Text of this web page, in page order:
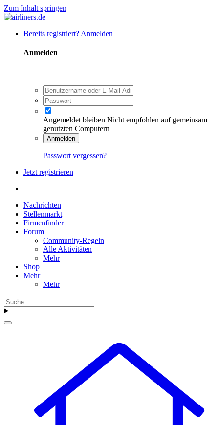
Zum Inhalt springen
Bereits registriert? Anmelden
Anmelden
Angemeldet bleiben Nicht empfohlen auf gemeinsam
genutzten Computern
Anmelden
Passwort vergessen?
Jetzt registrieren
Nachrichten
Stellenmarkt
Firmenfinder
Forum
Community-Regeln
Alle Aktivitäten
Mehr
Shop
Mehr
Mehr